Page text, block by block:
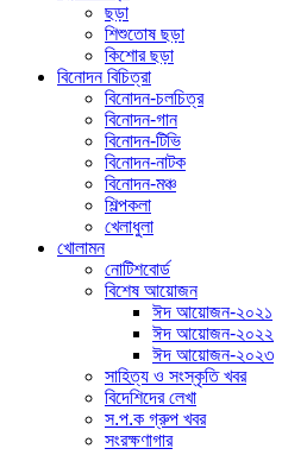
ছড়া
শিশুতোষ ছড়া
কিশোর ছড়া
বিনোদন বিচিত্রা
বিনোদন-চলচিত্র
বিনোদন-গান
বিনোদন-টিভি
বিনোদন-নাটক
বিনোদন-মঞ্চ
শিল্পকলা
খেলাধুলা
খোলামন
নোটিশবোর্ড
বিশেষ আয়োজন
ঈদ আয়োজন-২০২১
ঈদ আয়োজন-২০২২
ঈদ আয়োজন-২০২৩
সাহিত্য ও সংস্কৃতি খবর
বিদেশিদের লেখা
স.প.ক গ্রুপ খবর
সংরক্ষণাগার